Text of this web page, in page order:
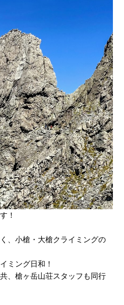
！
、小槍・大槍クライミングの
ミング日和！
、槍ヶ岳山荘スタッフも同行